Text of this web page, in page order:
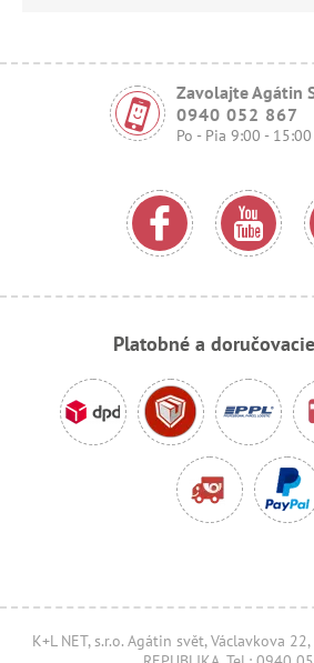
Zavolajte Agátin
0940 052 867
Po - Pia 9:00 - 15:00
Platobné a
K+L NET, s.r.o. Agátin svět, Václavkova